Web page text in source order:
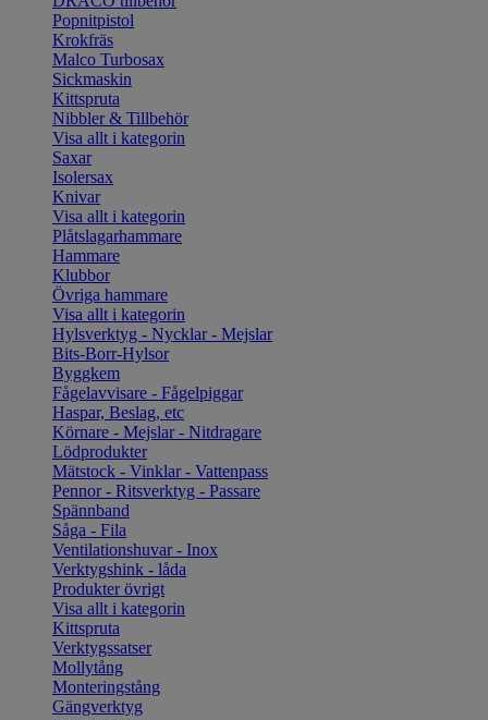
Popnitpistol
Krokfräs
Malco Turbosax
Sickmaskin
Kittspruta
Nibbler & Tillbehör
Visa allt i kategorin
Saxar
Isolersax
Knivar
Visa allt i kategorin
Plåtslagarhammare
Hammare
Klubbor
Övriga hammare
Visa allt i kategorin
Hylsverktyg - Nycklar - Mejslar
Bits-Borr-Hylsor
Byggkem
Fågelavvisare - Fågelpiggar
Haspar, Beslag, etc
Körnare - Mejslar - Nitdragare
Lödprodukter
Mätstock - Vinklar - Vattenpass
Pennor - Ritsverktyg - Passare
Spännband
Såga - Fila
Ventilationshuvar - Inox
Verktygshink - låda
Produkter övrigt
Visa allt i kategorin
Kittspruta
Verktygssatser
Mollytång
Monteringstång
Gängverktyg